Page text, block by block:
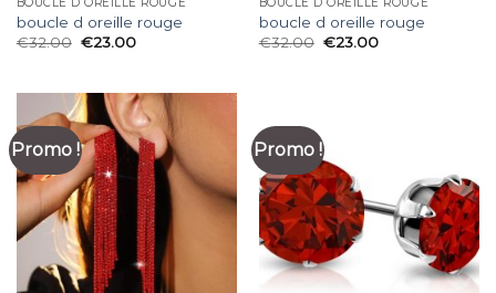
boucle d oreille rouge
€32.00 €23.00
boucle d oreille rouge
€32.00 €23.00
Promo ! Promo !